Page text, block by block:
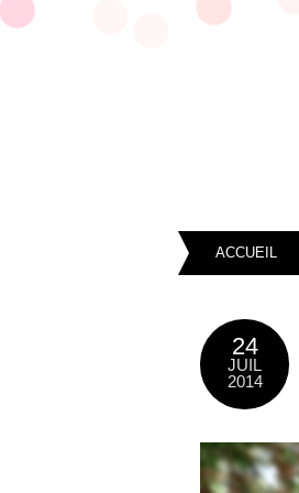
ACCUEIL
24
JUIL
2014